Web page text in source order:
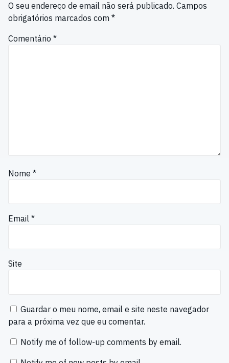
O seu endereço de email não será publicado. Campos
obrigatórios marcados com *
Comentário *
Nome *
Email *
Site
Guardar o meu nome, email e site neste navegador
para a próxima vez que eu comentar.
Notify me of follow-up comments by email.